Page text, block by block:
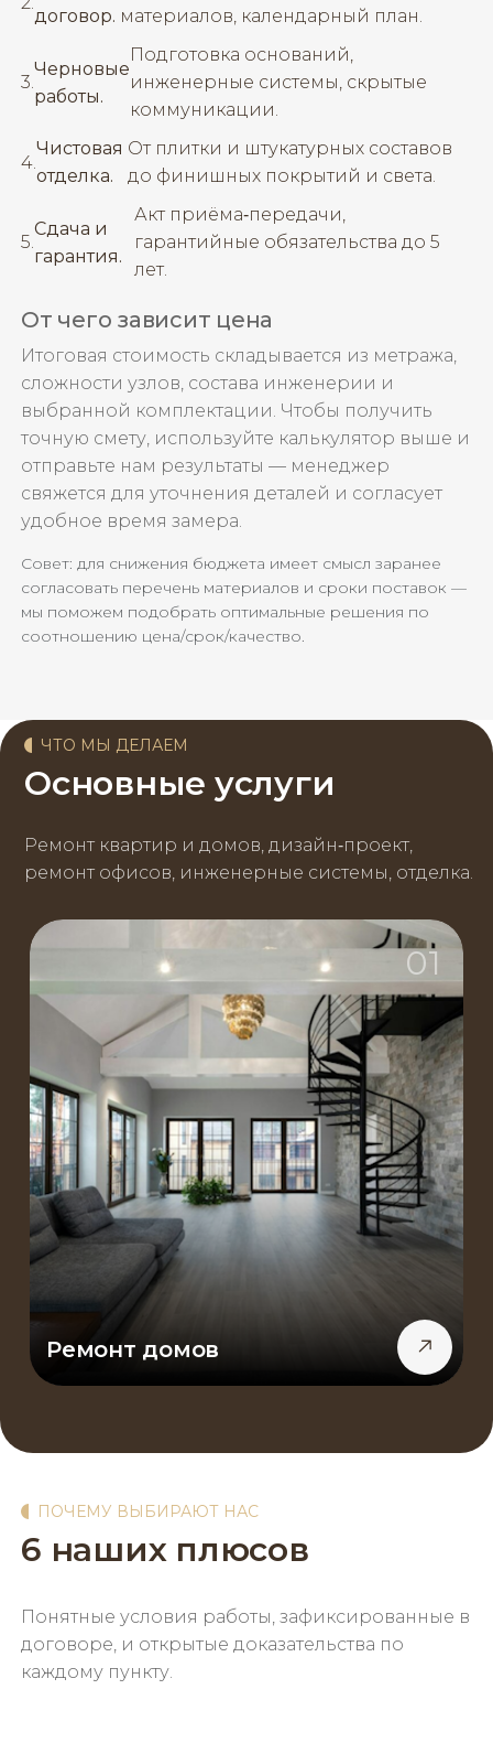
договор. материалов, календарный план.
Черновые
работы.
Подготовка оснований,
инженерные системы, скрытые
коммуникации.
Чистовая
отделка.
От плитки и штукатурных составов
до финишных покрытий и света.
Сдача и
гарантия.
Акт приёма‑передачи,
гарантийные обязательства до 5
лет.
От чего зависит цена
Итоговая стоимость складывается из метража,
сложности узлов, состава инженерии и
выбранной комплектации. Чтобы получить
точную смету, используйте калькулятор выше и
отправьте нам результаты — менеджер
свяжется для уточнения деталей и согласует
удобное время замера.
Совет: для снижения бюджета имеет смысл заранее
согласовать перечень материалов и сроки поставок —
мы поможем подобрать оптимальные решения по
соотношению цена/срок/качество.
ЧТО МЫ ДЕЛАЕМ
Основные услуги
Ремонт квартир и домов, дизайн‑проект,
ремонт офисов, инженерные системы, отделка.
01
Ремонт домов
ПОЧЕМУ ВЫБИРАЮТ НАС
6 наших плюсов
Понятные условия работы, зафиксированные в
договоре, и открытые доказательства по
каждому пункту.